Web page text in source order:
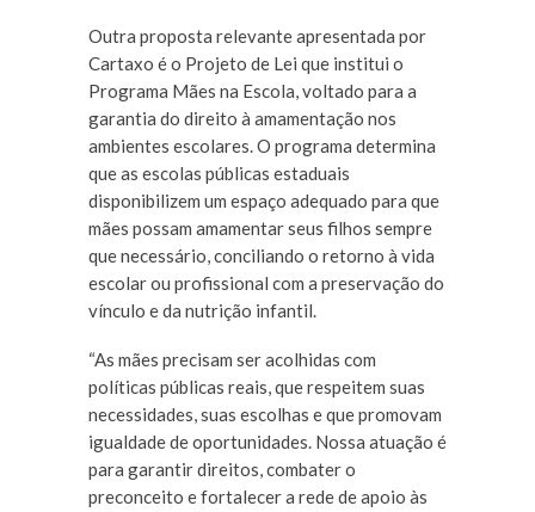
Outra proposta relevante apresentada por
Cartaxo é o Projeto de Lei que institui o
Programa Mães na Escola, voltado para a
garantia do direito à amamentação nos
ambientes escolares. O programa determina
que as escolas públicas estaduais
disponibilizem um espaço adequado para que
mães possam amamentar seus filhos sempre
que necessário, conciliando o retorno à vida
escolar ou profissional com a preservação do
vínculo e da nutrição infantil.
“As mães precisam ser acolhidas com
políticas públicas reais, que respeitem suas
necessidades, suas escolhas e que promovam
igualdade de oportunidades. Nossa atuação é
para garantir direitos, combater o
preconceito e fortalecer a rede de apoio às